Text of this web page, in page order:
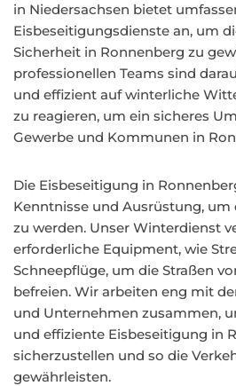
in Niedersachsen bietet
Eisbeseitigungsdienste an, um
Sicherheit in Ronnenberg zu
professionellen Teams sind
und effizient auf winterliche
zu reagieren, um ein sicheres
Gewerbe und Kommunen in
Die Eisbeseitigung in
Kenntnisse und Ausrüstung,
zu werden. Unser Winterdienst
erforderliche Equipment, wie
Schneepflüge, um die Straßen
befreien. Wir arbeiten eng mit
und Unternehmen zusammen,
und effiziente Eisbeseitigung in
sicherzustellen und so die
gewährleisten.